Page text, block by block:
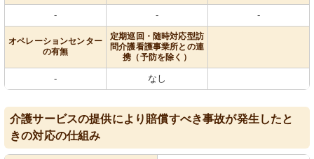
- - -
オペレーションセンター
の有無
定期巡回・随時対応型訪
問介護看護事業所との連
携（予防を除く）
- なし
介護サービスの提供により賠償すべき事故が発生したと
きの対応の仕組み